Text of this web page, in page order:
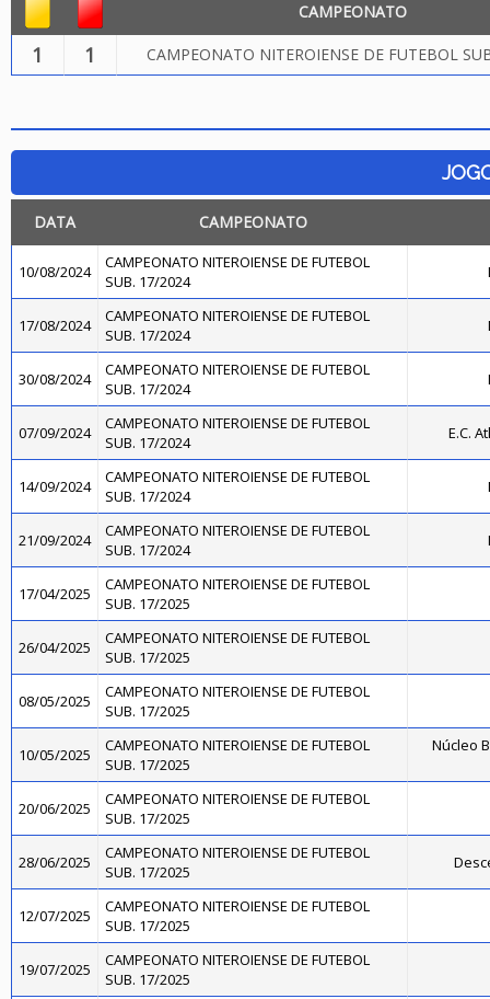
CAMPEONATO
1 1 CAMPEONATO NITEROIENSE DE FUTEBOL
DATA CAMPEONATO
10/08/2024
CAMPEONATO NITEROIENSE DE FUTEBOL
SUB. 17/2024
17/08/2024
CAMPEONATO NITEROIENSE DE FUTEBOL
SUB. 17/2024
30/08/2024
CAMPEONATO NITEROIENSE DE FUTEBOL
SUB. 17/2024
07/09/2024
CAMPEONATO NITEROIENSE DE FUTEBOL
SUB. 17/2024
E.C.
14/09/2024
CAMPEONATO NITEROIENSE DE FUTEBOL
SUB. 17/2024
21/09/2024
CAMPEONATO NITEROIENSE DE FUTEBOL
SUB. 17/2024
17/04/2025
CAMPEONATO NITEROIENSE DE FUTEBOL
SUB. 17/2025
26/04/2025
CAMPEONATO NITEROIENSE DE FUTEBOL
SUB. 17/2025
08/05/2025
CAMPEONATO NITEROIENSE DE FUTEBOL
SUB. 17/2025
10/05/2025
CAMPEONATO NITEROIENSE DE FUTEBOL
SUB. 17/2025
Núcleo
20/06/2025
CAMPEONATO NITEROIENSE DE FUTEBOL
SUB. 17/2025
28/06/2025
CAMPEONATO NITEROIENSE DE FUTEBOL
SUB. 17/2025
12/07/2025
CAMPEONATO NITEROIENSE DE FUTEBOL
SUB. 17/2025
19/07/2025
CAMPEONATO NITEROIENSE DE FUTEBOL
SUB. 17/2025